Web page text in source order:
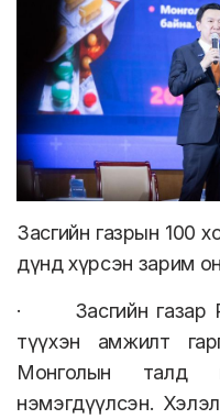
Засгийн газрын 100
дүнд хүрсэн зарим
· Засгийн газар
түүхэн амжилт
Монголын талд
нэмэгдүүлсэн.